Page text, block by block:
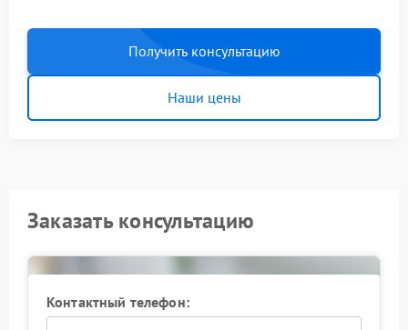
Получить консультацию
Наши цены
Заказать консультацию
Контактный телефон: